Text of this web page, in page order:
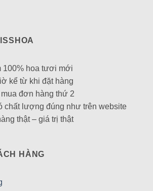
100% hoa tươi mới
kể từ khi đặt hàng
đơn hàng thứ 2
chất lượng đúng như trên website
thật – giá trị thật
HÀNG